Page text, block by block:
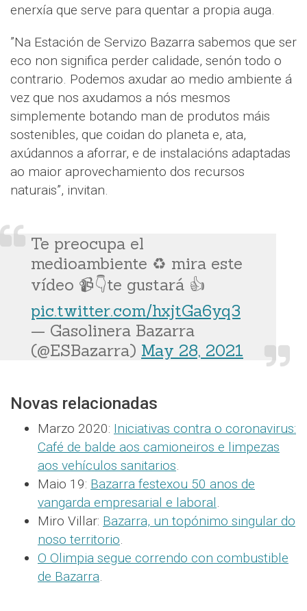
enerxía que serve para quentar a propia auga.
”Na Estación de Servizo Bazarra sabemos que ser
eco non significa perder calidade, senón todo o
contrario. Podemos axudar ao medio ambiente á
vez que nos axudamos a nós mesmos
simplemente botando man de produtos máis
sostenibles, que coidan do planeta e, ata,
axúdannos a aforrar, e de instalacións adaptadas
ao maior aprovechamiento dos recursos
naturais”, invitan.
Te preocupa el
medioambiente ♻️ mira este
vídeo 📹👇te gustará 👍
pic.twitter.com/hxjtGa6yq3
— Gasolinera Bazarra
(@ESBazarra) May 28, 2021
Novas relacionadas
Marzo 2020: Iniciativas contra o coronavirus:
Café de balde aos camioneiros e limpezas
aos vehículos sanitarios.
Maio 19: Bazarra festexou 50 anos de
vangarda empresarial e laboral.
Miro Villar: Bazarra, un topónimo singular do
noso territorio.
O Olimpia segue correndo con combustible
de Bazarra.